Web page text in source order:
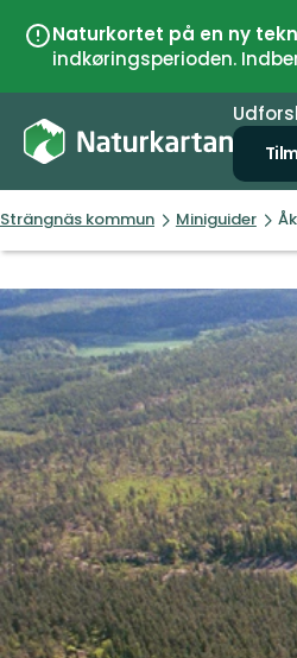
Naturkortet på en ny
indkøringsperioden.
Strängnäs kommun Miniguider
Billeder